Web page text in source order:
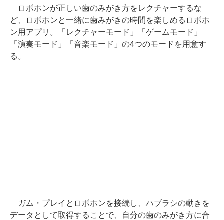
ロボホンが正しい歯のみがき方をレクチャーするな
ど、ロボホンと一緒に歯みがきの時間を楽しめるロボホ
ン用アプリ。「レクチャーモード」「ゲームモード」
「演奏モード」「音楽モード」の4つのモードを用意す
る。
ガム・プレイとロボホンを接続し、ハブラシの動きを
データとして取得することで、自分の歯のみがき方に合